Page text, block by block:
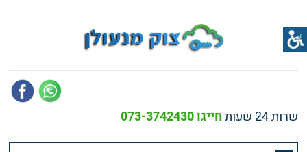
שרות 24 שעות חייגו 073-3742430